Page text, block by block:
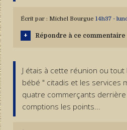
Écrit par : Michel Bourgue 14h37-
Répondre à ce commentaire
J étais à cette réunion ou
bébé " citadis et les services
quatre commerçants
comptions les points...